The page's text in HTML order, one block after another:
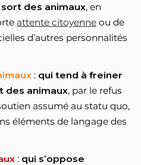
des animaux, en
attente citoyenne ou de
d’autres personnalités
: qui tend à freiner
des animaux, par le refus
assumé au statu quo,
éléments de langage des
: qui s’oppose